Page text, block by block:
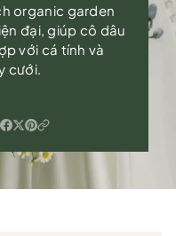
organic garden
đại, giúp cô dâu
với cá tính và
cưới.